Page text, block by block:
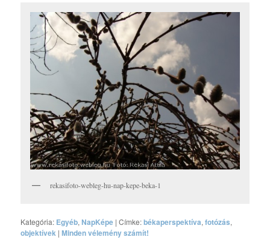
rekasifoto-webleg-hu-nap-kepe-beka-1
Kategória: Egyéb,NapKépe |Címke:békaperspektíva,fotózás,
objektívek |Minden vélemény számít!